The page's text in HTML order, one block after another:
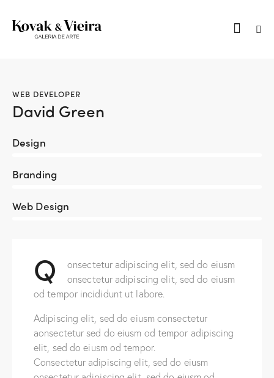
WEB DEVELOPER
David Green
Design
Branding
Web Design
Q
onsectetur adipiscing elit, sed do eiusm
onsectetur adipiscing elit, sed do eiusm
od tempor incididunt ut labore.
Adipiscing elit, sed do eiusm consectetur
aonsectetur sed do eiusm od tempor adipiscing
elit, sed do eiusm od tempor.
Consectetur adipiscing elit, sed do eiusm